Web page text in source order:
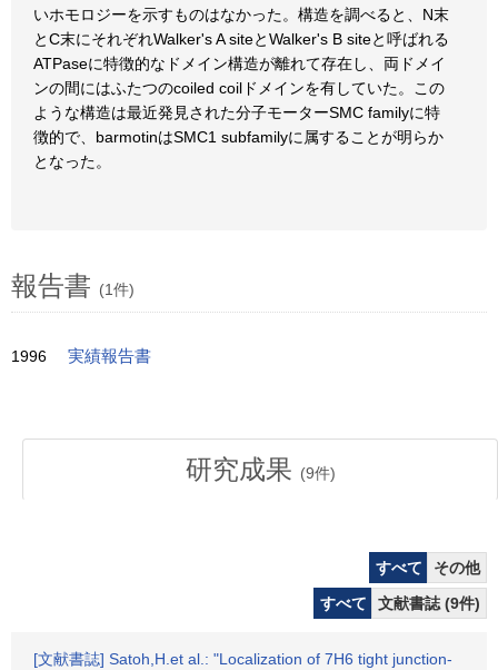
いホモロジーを示すものはなかった。構造を調べると、N末
とC末にそれぞれWalker's A siteとWalker's B siteと呼ばれる
ATPaseに特徴的なドメイン構造が離れて存在し、両ドメイ
ンの間にはふたつのcoiled coilドメインを有していた。この
ような構造は最近発見された分子モーターSMC familyに特
徴的で、barmotinはSMC1 subfamilyに属することが明らか
となった。
報告書 (1件)
1996 実績報告書
研究成果 (9件)
すべて
その他
すべて
文献書誌 (9件)
[文献書誌] Satoh,H.et al.: "Localization of 7H6 tight junction-